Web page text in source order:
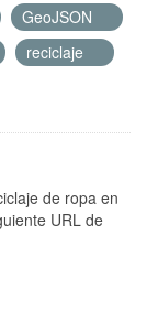
GeoJSON
reciclaje
de ropa en
URL de